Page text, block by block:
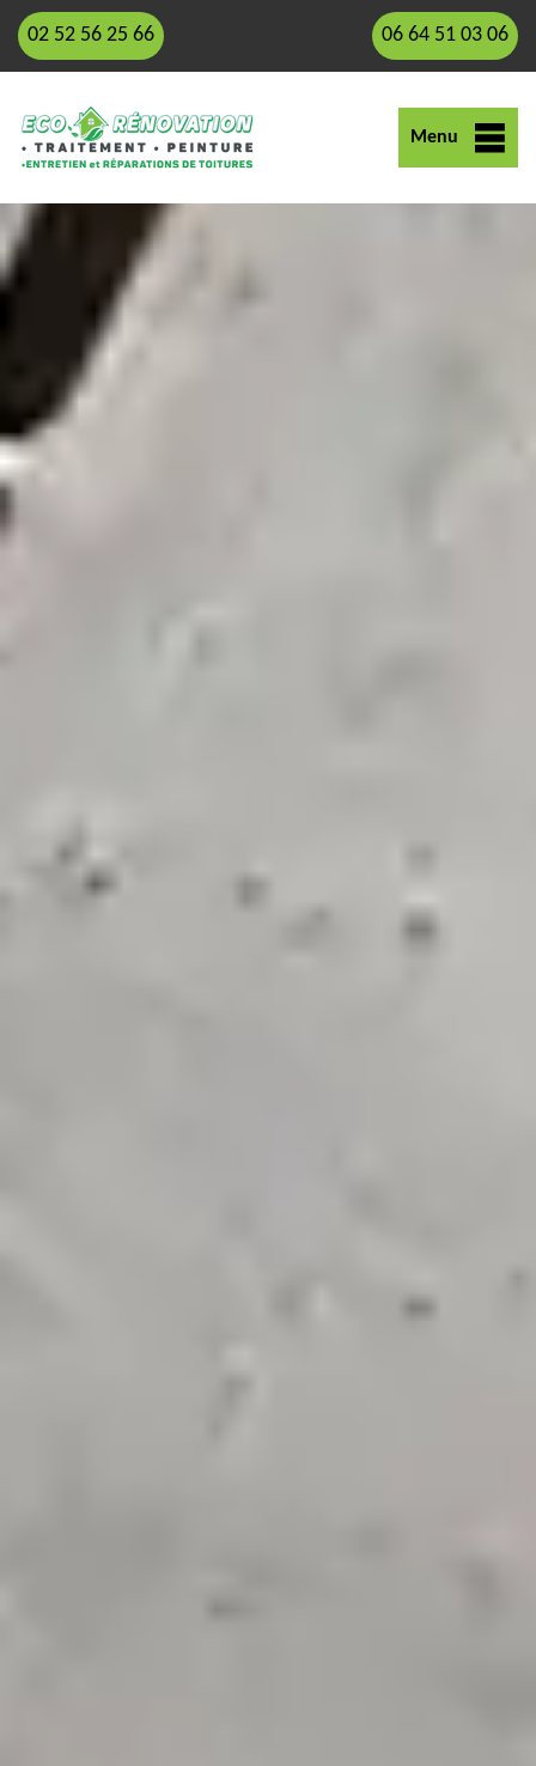
02 52 56 25 66 06 64 51 03 06
Menu